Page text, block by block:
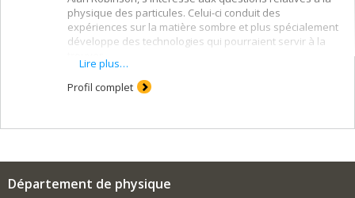
physique des particules. Celui-ci conduit des
expériences sur la matière sombre et plus spécialement
développe des technologies qui pourraient servir à la
Lire plus…
Profil complet
Département de physique